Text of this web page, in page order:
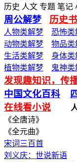
历史 人文 专题 笔记
周公解梦 历史
人物类解梦 恐怖类
动物类解梦
物品类
生活类解梦
身体类
植物类解梦
鬼神类
发现趣知识，传
中国文化百科
在线看小说
《全唐诗》
《全元曲
宋词三百首
刘义庆：世说新语